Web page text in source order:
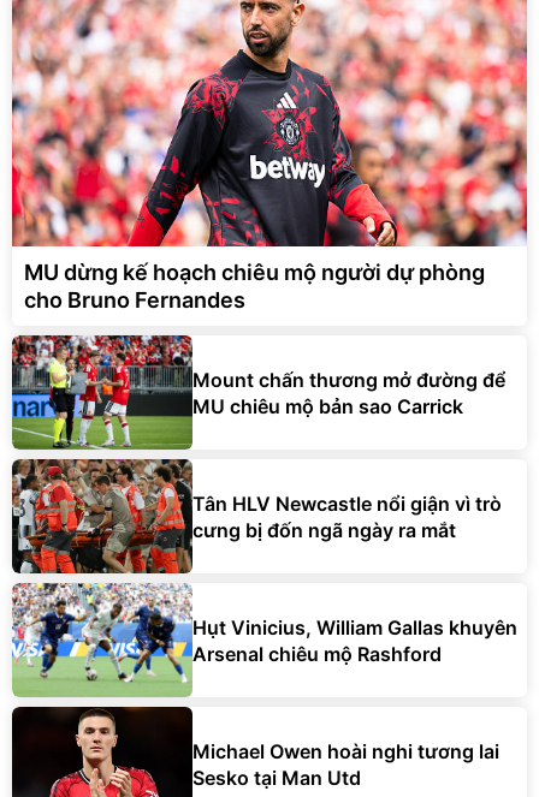
MU dừng kế hoạch chiêu mộ người dự phòng
cho Bruno Fernandes
Mount chấn thương mở đường để
MU chiêu mộ bản sao Carrick
Tân HLV Newcastle nổi giận vì trò
cưng bị đốn ngã ngày ra mắt
Hụt Vinicius, William Gallas khuyên
Arsenal chiêu mộ Rashford
Michael Owen hoài nghi tương lai
Sesko tại Man Utd